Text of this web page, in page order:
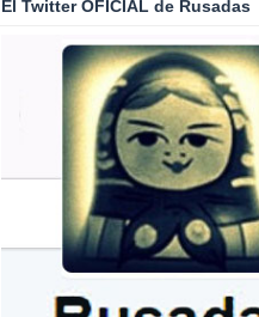
El Twitter OFICIAL de Rusadas